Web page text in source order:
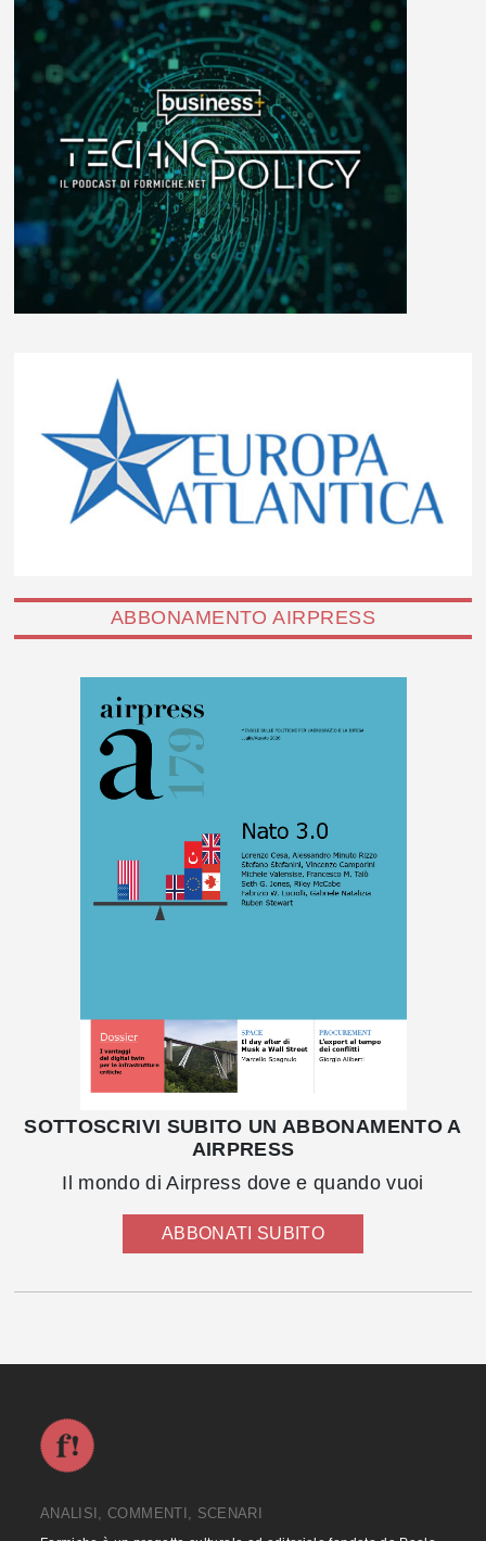
ABBONAMENTO AIRPRESS
SOTTOSCRIVI SUBITO UN ABBONAMENTO A
AIRPRESS
Il mondo di Airpress dove e quando vuoi
ABBONATI SUBITO
ANALISI, COMMENTI, SCENARI